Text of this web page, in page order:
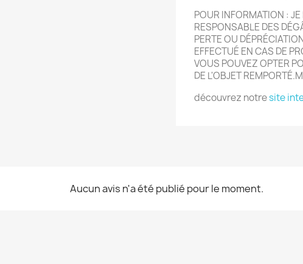
POUR INFORMATION :
RESPONSABLE DES
PERTE OU
EFFECTUÉ EN CAS DE
VOUS POUVEZ OPTER
DE L'OBJET REMPORTÉ.
découvrez notresite
Aucun avis n'a été publié pour le moment.